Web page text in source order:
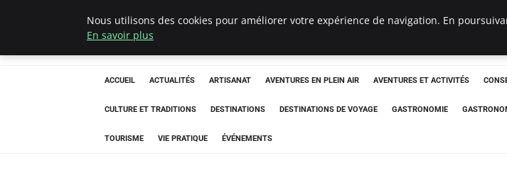
Correze Co
ACCUEIL ACTUALITÉS ARTISANAT AVENTURES EN PLEIN AIR AVENTURES ET ACTIVITÉS
CULTURE ET TRADITIONS DESTINATIONS DESTINATIONS DE VOYAGE GASTRONOMIE
TOURISME VIE PRATIQUE ÉVÉNEMENTS
Nous utilisons des cookies pour améliorer votre expérience de navigation. En
En savoir plus